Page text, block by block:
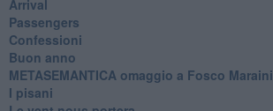
Arrival
Passengers
Confessioni
Buon anno
METASEMANTICA omaggio a Fosco Maraini
I pisani